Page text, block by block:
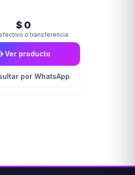
$ 0
o transferencia
Ver producto
por WhatsApp